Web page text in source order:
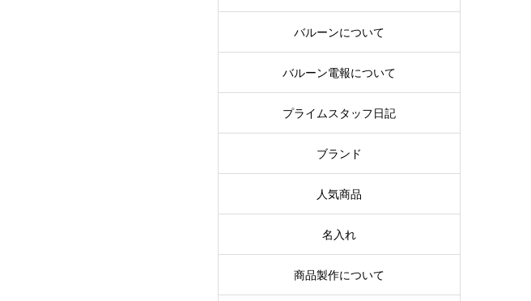
バルーンについて
バルーン電報について
プライムスタッフ日記
ブランド
人気商品
名入れ
商品製作について